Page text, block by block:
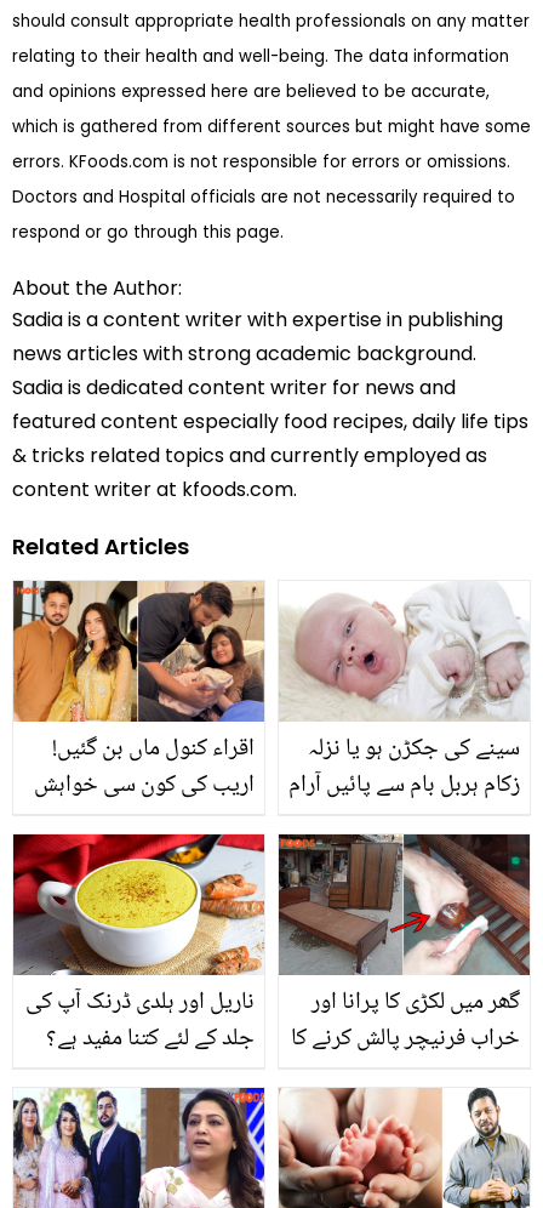
should consult appropriate health professionals on any matter
relating to their health and well-being. The data information
and opinions expressed here are believed to be accurate,
which is gathered from different sources but might have some
errors. KFoods.com is not responsible for errors or omissions.
Doctors and Hospital officials are not necessarily required to
respond or go through this page.
About the Author:
Sadia is a content writer with expertise in publishing
news articles with strong academic background.
Sadia is dedicated content writer for news and
featured content especially food recipes, daily life tips
& tricks related topics and currently employed as
content writer at kfoods.com.
Related Articles
اقراء کنول ماں بن گئیں!
اریب کی کون سی خواہش
جذباتی پوسٹ شئیر کر دی
سینے کی جکڑن ہو یا نزلہ
زکام ہربل بام سے پائیں آرام
یہ بام گھر پر بنائیں اور ان
بیماریوں نجات پائیں
ناریل اور ہلدی ڈرنک آپ کی
جلد کے لئے کتنا مفید ہے؟
آپ کو دس سال مزید جوان
گھر میں لکڑی کا پرانا اور
خراب فرنیچر پالش کرنے کا
پالش کروانے کا خرچہ
بچائیں اور 500 روپے میں
پورا فرنیچر خود چمکائیں